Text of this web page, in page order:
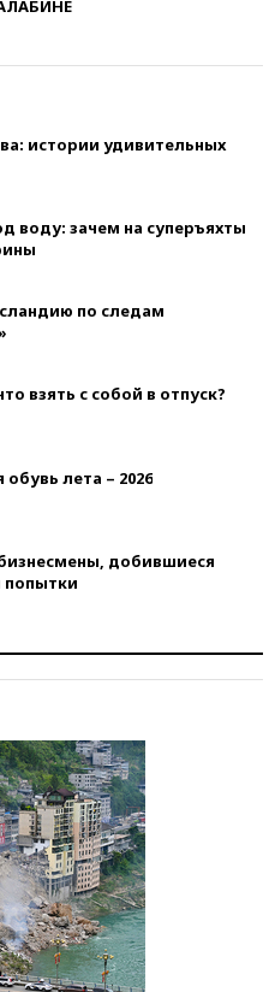
истории удивительных
воду: зачем на суперъяхты
по следам
взять с собой в отпуск?
лета – 2026
добившиеся
попытки